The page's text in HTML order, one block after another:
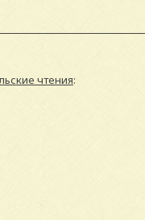
чтения: